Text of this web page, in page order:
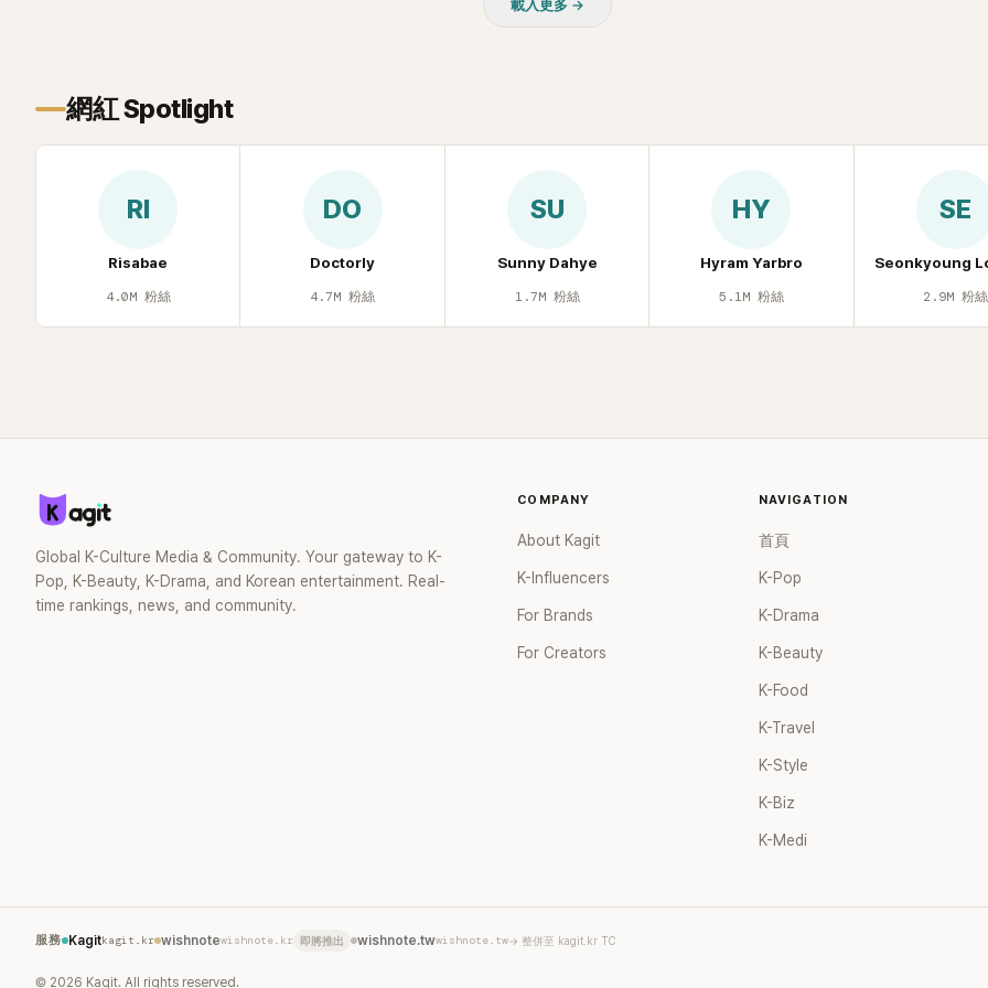
言，當時確實被質疑動過隆胸手術。她回
時隆胸手術幾乎只有「腋下切開」一種方式，
脆把腋下給大家看，證明我根本沒動過。」
笑。 事實上，早在 2006 年，李智惠就為
了證明自己沒有「隆乳」，真的召開了一場泳
去」的直率性格。其實她過去也曾在 SBS
節目《脫掉鞋子恢單4Men》 中，親自公開
重提這段至今仍被粉絲視為黑歷史代表作
的事件。 回顧李智惠的演藝路，她於
1998 年以混聲團體 S#arp 成員身分出
滿。如今除了持續活躍於綜藝節目，她經
營的 YouTube 頻道也即將突破百萬訂閱，
二春。
載入更多 →
網紅 Spotlight
RI
Risabae
4.0M 粉絲
DO
Doctorly
4.7M 粉絲
SU
Sunny Dahye
1.7M 粉絲
HY
Hyram Yarbro
5.1M 粉絲
SE
Seonkyoung
2.9M 粉絲
Global K-Culture Media & Community. Your gateway to K-
Pop, K-Beauty, K-Drama, and Korean entertainment. Real-
time rankings, news, and community.
COMPANY
About Kagit
K-Influencers
For Brands
For Creators
NAVIGATION
首頁
K-Pop
K-Drama
K-Beauty
K-Food
K-Travel
K-Style
K-Biz
K-Medi
服務 Kagitkagit.kr wishnotewishnote.kr 即將推出 wishnote.twwishnote.tw→ 整併至 kagit.kr TC
© 2026 Kagit. All rights reserved.